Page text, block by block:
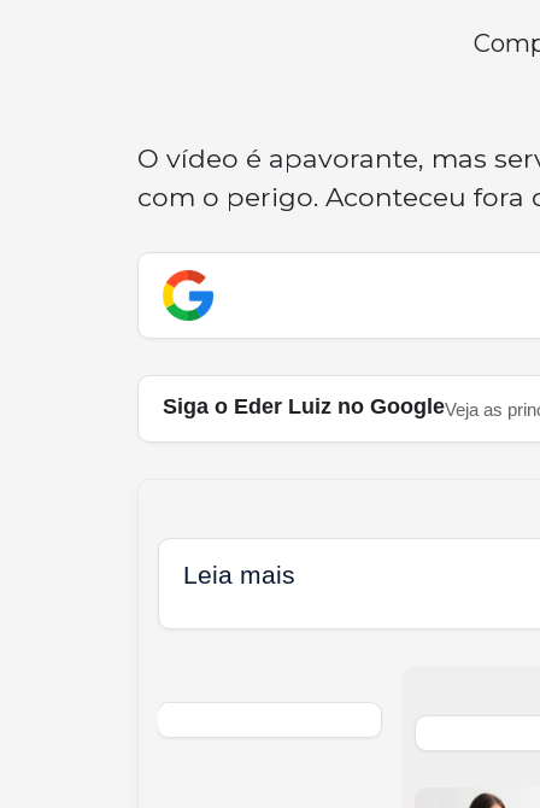
O vídeo é apavorante, mas
com o perigo. Aconteceu fora
Siga o Eder Luiz no GoogleVeja as
Leia mais